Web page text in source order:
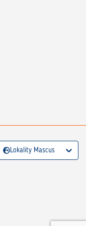
Lokality Mascus